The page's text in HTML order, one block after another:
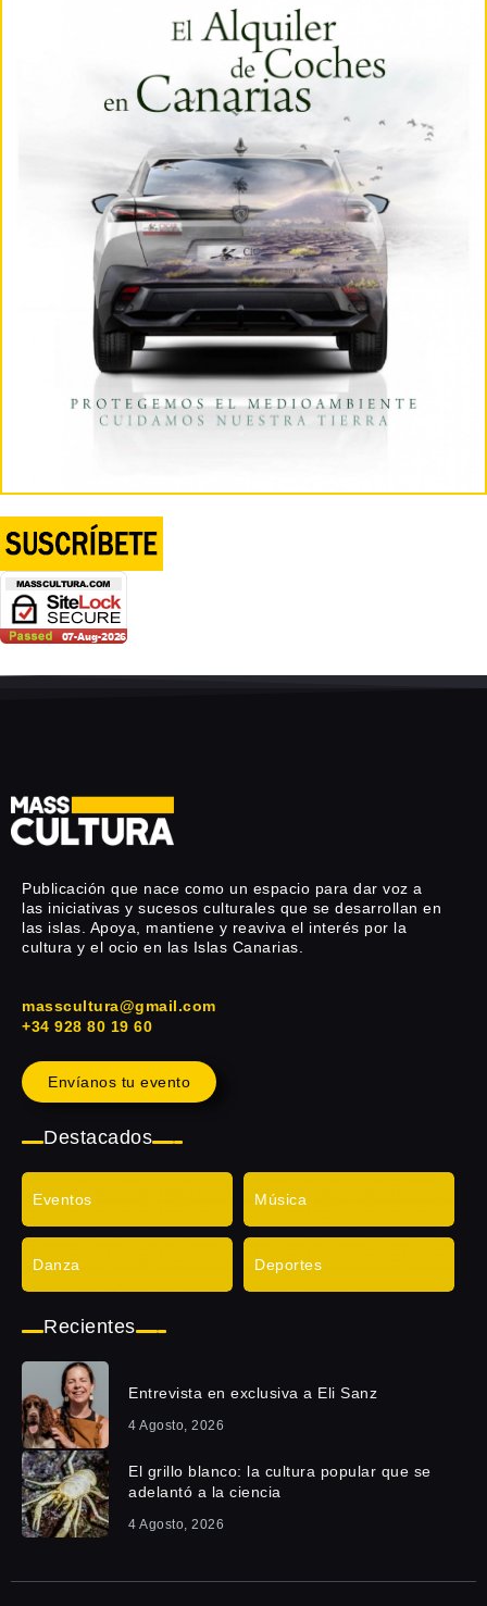
Publicación que nace como un espacio para dar voz a
las iniciativas y sucesos culturales que se desarrollan en
las islas. Apoya, mantiene y reaviva el interés por la
cultura y el ocio en las Islas Canarias.
masscultura@gmail.com
+34 928 80 19 60
Envíanos tu evento
Destacados
Eventos Música
Danza Deportes
Recientes
Entrevista en exclusiva a Eli Sanz
4 Agosto, 2026
El grillo blanco: la cultura popular que se
adelantó a la ciencia
4 Agosto, 2026